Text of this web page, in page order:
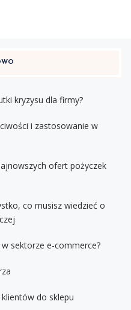
kryzysu dla firmy?
i zastosowanie w
ofert pożyczek
co musisz wiedzieć o
sektorze e-commerce?
do sklepu